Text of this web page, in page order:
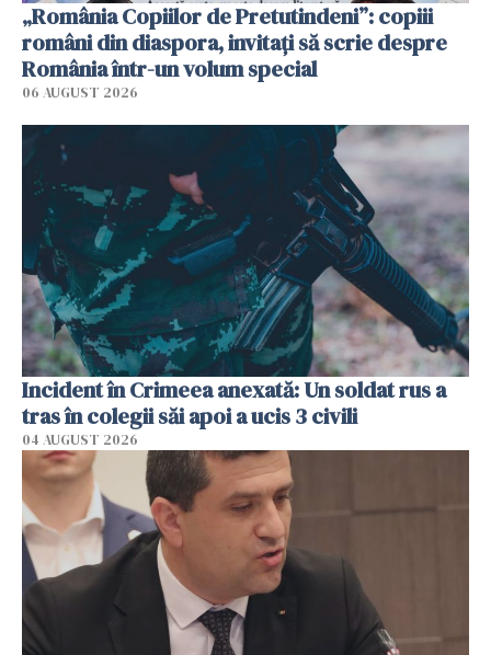
„România Copiilor de Pretutindeni”: copiii
români din diaspora, invitați să scrie despre
România într-un volum special
06 AUGUST 2026
Incident în Crimeea anexată: Un soldat rus a
tras în colegii săi apoi a ucis 3 civili
04 AUGUST 2026